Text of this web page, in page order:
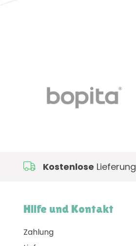
Kostenlose Lieferung
Hilfe und Kontakt
Zahlung